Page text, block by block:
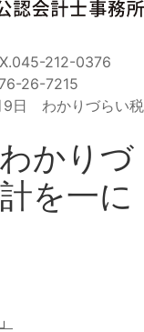
212-0376
26-7215
9日 わかりづらい税
かりづ
を一に